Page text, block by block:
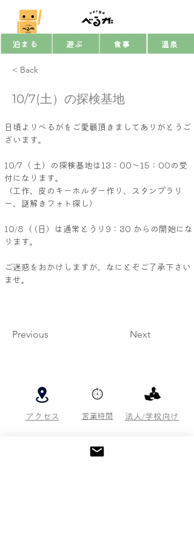
泊まる 遊ぶ 食事 温泉
< Back
10/7(土）の探検基地
日頃よりべるがをご愛顧頂きましてありがとうご
ざいます。
10/7（ 土）の探検基地は13：00～15：00の受
付になります。
（工作、皮のキーホルダー作り、スタンプラリ
ー、謎解きフォト探し）
10/8（ (日）は通常とうり9：30 からの開始にな
ります。
ご迷惑をおかけしますが、なにとぞご了承下さい
ませ。
Previous Next
アクセス 営業時間
周辺施設
法人/学校向け